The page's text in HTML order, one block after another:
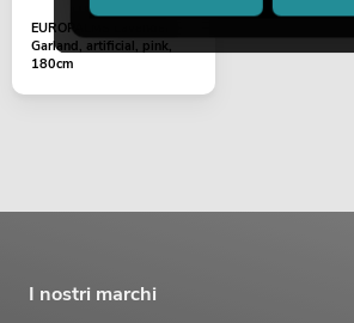
EUROPALMS Lavender
Garland, artificial, pink,
180cm
I nostri marchi